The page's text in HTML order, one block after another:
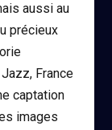
aussi au
précieux
France
captation
images